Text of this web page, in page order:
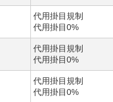
代用掛目規制
代用掛目0%
代用掛目規制
代用掛目0%
代用掛目規制
代用掛目0%